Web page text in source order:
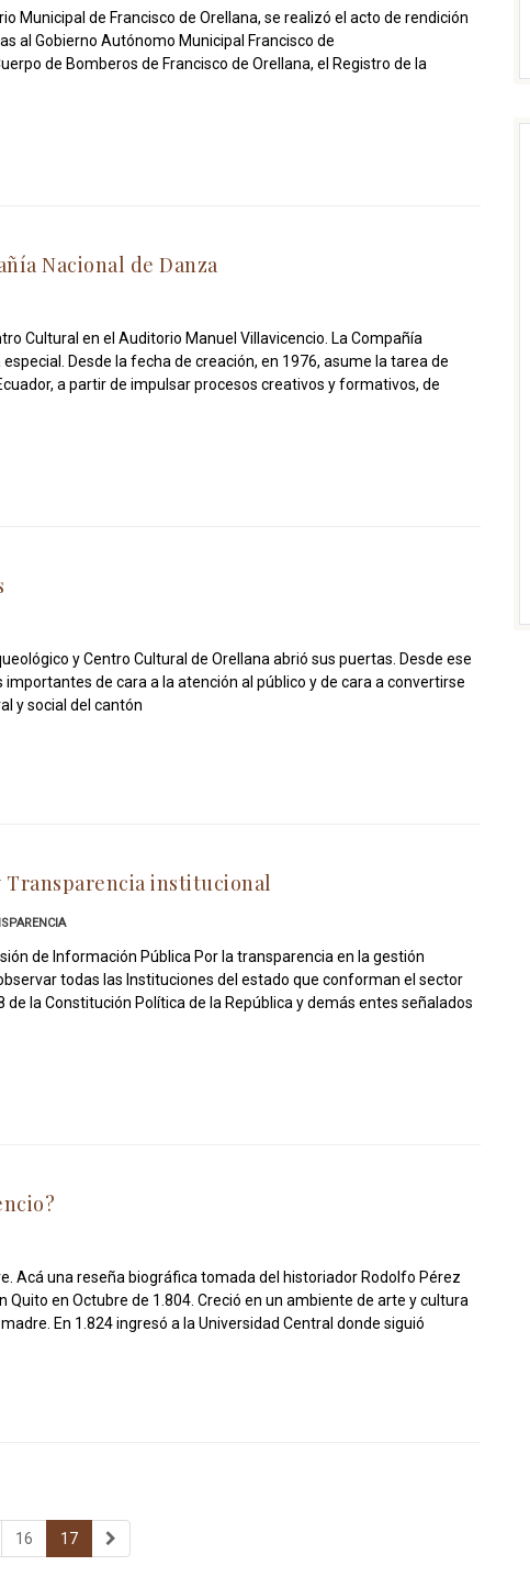
Municipal de Francisco de Orellana, se realizó el acto de rendición
al Gobierno Autónomo Municipal Francisco de
de Bomberos de Francisco de Orellana, el Registro de la
Nacional de Danza
Cultural en el Auditorio Manuel Villavicencio. La Compañía
Desde la fecha de creación, en 1976, asume la tarea de
a partir de impulsar procesos creativos y formativos, de
y Centro Cultural de Orellana abrió sus puertas. Desde ese
de cara a la atención al público y de cara a convertirse
y social del cantón
Transparencia institucional
de Información Pública Por la transparencia en la gestión
todas las Instituciones del estado que conforman el sector
la Constitución Política de la República y demás entes señalados
Acá una reseña biográfica tomada del historiador Rodolfo Pérez
Quito en Octubre de 1.804. Creció en un ambiente de arte y cultura
En 1.824 ingresó a la Universidad Central donde siguió
16 17